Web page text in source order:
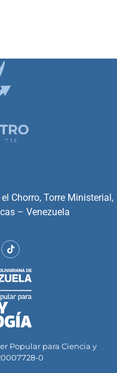
Chorro, Torre Ministerial,
– Venezuela
Popular para Ciencia y
0